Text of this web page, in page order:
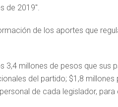
de 2019″.
de los aportes que
3,4 millones de pesos que sus
del partido; $1,8 millones
de cada legislador,